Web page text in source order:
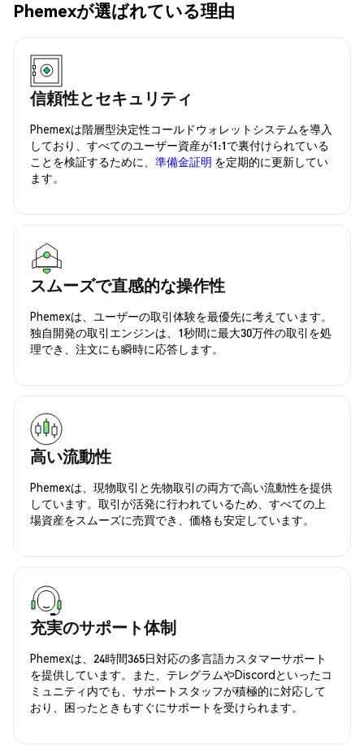
Phemexが選ばれている理由
信頼性とセキュリティ
Phemexは階層型決定性コールドウォレットシステムを導入
しており、すべてのユーザー資産が1:1で裏付けられている
ことを検証するために、 準備金証明 を定期的に更新してい
ます。
スムーズで直感的な操作性
Phemexは、ユーザーの取引体験を最優先に考えています。
独自開発の取引エンジンは、1秒間に最大30万件の取引を処
理でき、注文にも瞬時に応答します。
高い流動性
Phemexは、現物取引と先物取引の両方で高い流動性を提供
しています。取引が活発に行われているため、すべての上
場資産をスムーズに売買でき、価格も安定しています。
充実のサポート体制
Phemexは、24時間365日対応の多言語カスタマーサポート
を提供しています。また、テレグラムやDiscordといったコ
ミュニティ内でも、サポートスタッフが積極的に対応して
おり、困ったときもすぐにサポートを受けられます。